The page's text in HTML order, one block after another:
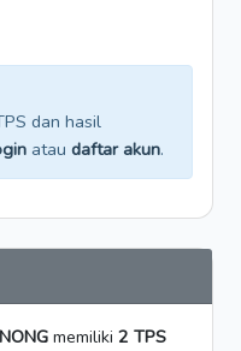
dan hasil
atau daftar akun.
memiliki 2 TPS